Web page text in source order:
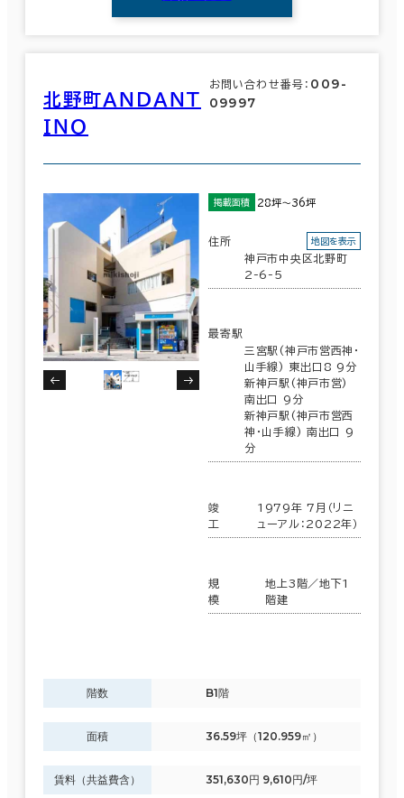
北野町ＡＮＤＡＮＴ
ＩＮＯ
お問い合わせ番号： 009-
09997
掲載面積 28坪～36坪
住所
神戸市中央区北野町
2-6-5
地図を表示
最寄駅
三宮駅(神戸市営西神・
山手線) 東出口8 9分
新神戸駅(神戸市営)
南出口 9分
新神戸駅(神戸市営西
神・山手線) 南出口 9
分
竣
工
1979年 7月（リニ
ューアル：2022年）
規
模
地上3階／地下1
階建
階数 B1階
面積 36.59坪（120.959㎡）
賃料（共益費含） 351,630円 9,610円/坪